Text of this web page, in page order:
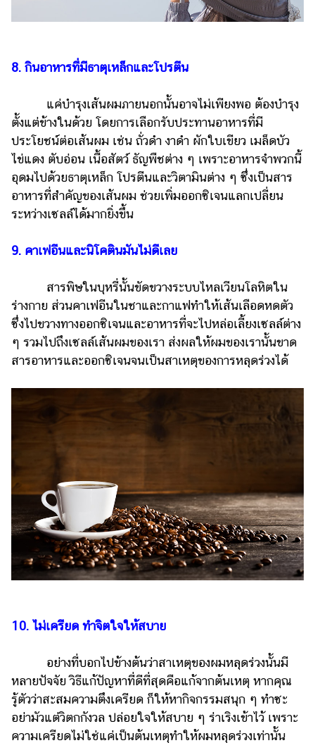
8. กินอาหารที่มีธาตุเหล็กและโปรตีน
แค่บำรุงเส้นผมภายนอกนั้นอาจไม่เพียงพอ ต้องบำรุง
ตั้งแต่ข้างในด้วย โดยการเลือกรับประทานอาหารที่มี
ประโยชน์ต่อเส้นผม เช่น ถั่วดำ งาดำ ผักใบเขียว เมล็ดบัว
ไข่แดง ตับอ่อน เนื้อสัตว์ ธัญพืชต่าง ๆ เพราะอาหารจำพวกนี้
อุดมไปด้วยธาตุเหล็ก โปรตีนและวิตามินต่าง ๆ ซึ่งเป็นสาร
อาหารที่สำคัญของเส้นผม ช่วยเพิ่มออกซิเจนแลกเปลี่ยน
ระหว่างเซลล์ได้มากยิ่งขึ้น
9. คาเฟอีนและนิโคตินมันไม่ดีเลย
สารพิษในบุหรี่นั้นขัดขวางระบบไหลเวียนโลหิตใน
ร่างกาย ส่วนคาเฟอีนในชาและกาแฟทำให้เส้นเลือดหดตัว
ซึ่งไปขวางทางออกซิเจนและอาหารที่จะไปหล่อเลี้ยงเซลล์ต่าง
ๆ รวมไปถึงเซลล์เส้นผมของเรา ส่งผลให้ผมของเรานั้นขาด
สารอาหารและออกซิเจนจนเป็นสาเหตุของการหลุดร่วงได้
10. ไม่เครียด ทำจิตใจให้สบาย
อย่างที่บอกไปข้างต้นว่าสาเหตุของผมหลุดร่วงนั้นมี
หลายปัจจัย วิธีแก้ปัญหาที่ดีที่สุดคือแก้จากต้นเหตุ หากคุณ
รู้ตัวว่าสะสมความตึงเครียด ก็ให้หากิจกรรมสนุก ๆ ทำซะ
อย่ามัวแต่วิตกกังวล ปล่อยใจให้สบาย ๆ ร่าเริงเข้าไว้ เพราะ
ความเครียดไม่ใช่แค่เป็นต้นเหตุทำให้ผมหลุดร่วงเท่านั้น